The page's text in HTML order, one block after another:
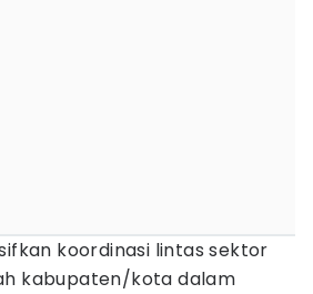
koordinasi lintas sektor
kabupaten/kota dalam